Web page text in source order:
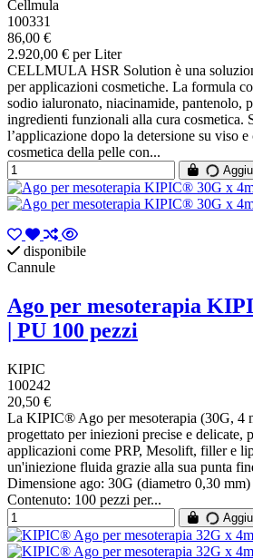
Cellmula
100331
86,00 €
2.920,00 € per Liter
CELLMULA HSR Solution è una
per applicazioni cosmetiche. La formula
sodio ialuronato, niacinamide, pantenolo,
ingredienti funzionali alla cura cosmetica.
l’applicazione dopo la detersione su viso
cosmetica della pelle con...
disponibile
Cannule
Ago per mesoterapia
| PU 100 pezzi
KIPIC
100242
20,50 €
La KIPIC® Ago per mesoterapia (30G, 4
progettato per iniezioni precise e delicate,
applicazioni come PRP, Mesolift, filler e
un'iniezione fluida grazie alla sua punta
Dimensione ago: 30G (diametro 0,30
Contenuto: 100 pezzi per...